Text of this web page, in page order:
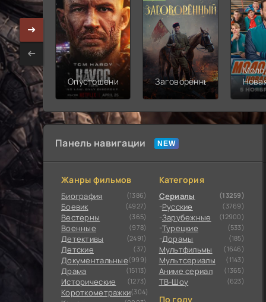
Опустошение Заговорённый
Панель навигации
Жанры фильмов
Биография (1386)
Боевик (4927)
Вестерны (365)
Военные (978)
Детективы (2491)
Детские (37)
Документальные(999)
Драма (15113)
Исторические (1273)
Короткометражки(304)
Категория
Сериалы (13259)
Русские (3769)
Зарубежные (12900)
Турецкие (533)
Дорамы (185)
Мультфильмы (1646)
Мультсериалы (1143)
Аниме сериал (1365)
ТВ-Шоу (623)
По году